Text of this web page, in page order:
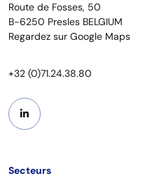
Route de Fosses, 50
B-6250 Presles BELGIUM
Regardez sur Google Maps
+32 (0)71.24.38.80
Secteurs